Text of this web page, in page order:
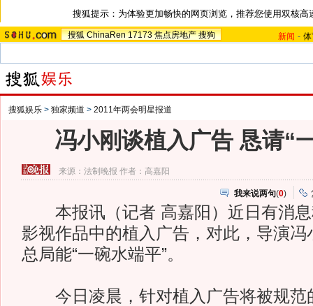
搜狐提示：为体验更加畅快的网页浏览，推荐您使用双核高
搜狐 ChinaRen 17173 焦点房地产 搜狗 新闻 -
搜狐娱乐 > 独家频道 > 2011年两会明星报道
冯小刚谈植入广告 恳请“
来源：法制晚报 作者：高嘉阳
我来说两句(0)
本报讯（记者 高嘉阳）近日有消息
影视作品中的植入广告，对此，导演冯
总局能“一碗水端平”。
今日凌晨，针对植入广告将被规范